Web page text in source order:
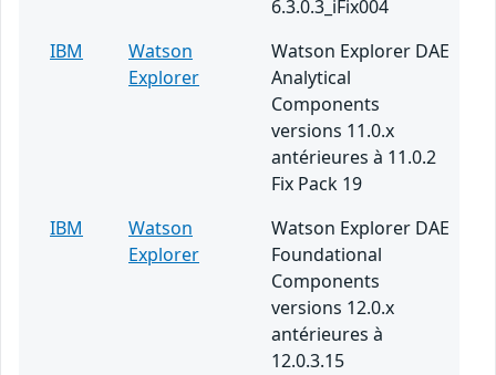
6.3.0.3_iFix004
IBM
Watson
Explorer
Watson Explorer DAE
Analytical
Components
versions 11.0.x
antérieures à 11.0.2
Fix Pack 19
IBM
Watson
Explorer
Watson Explorer DAE
Foundational
Components
versions 12.0.x
antérieures à
12.0.3.15